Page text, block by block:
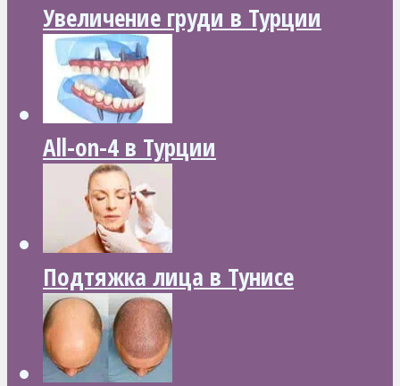
Увеличение груди в Турции
All-on-4 в Турции
Подтяжка лица в Тунисе